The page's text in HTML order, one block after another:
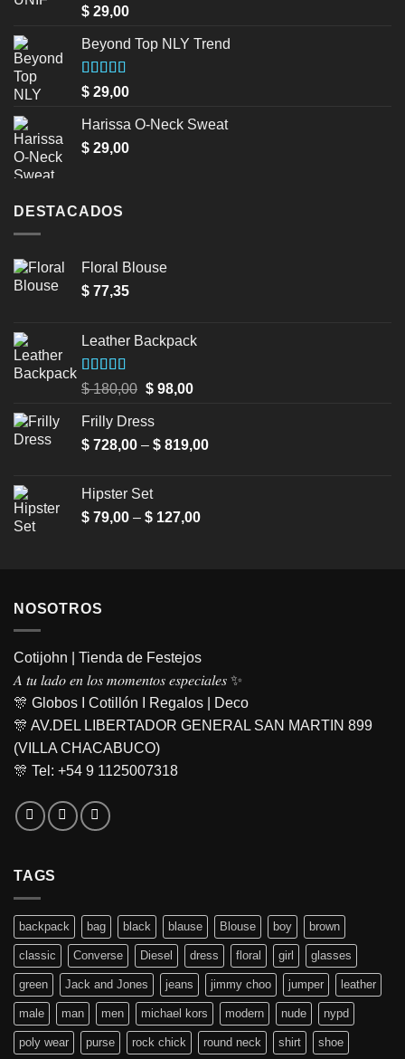
Valorado en
5.00
de 5
$ 29,00
Beyond Top NLY Trend
Valorado
en
3.50
de 5
$ 29,00
Harissa O-Neck Sweat
$ 29,00
DESTACADOS
Floral Blouse
$ 77,35
Leather Backpack
Valorado en
de 5
$180,00 Original
was:
$ 180,00.
$98,00Current
$ 98,00.
Frilly Dress
$ 728,00 – $ 819,00Price
Hipster Set
$ 79,00 – $ 127,00Price
NOSOTROS
Cotijohn | Tienda de Festejos
𝐴 𝑡𝑢 𝑙𝑎𝑑𝑜 𝑒𝑛 𝑙𝑜𝑠 𝑚𝑜𝑚𝑒𝑛𝑡𝑜𝑠 𝑒𝑠𝑝𝑒𝑐𝑖𝑎𝑙𝑒𝑠 ✨
🎊 Globos I Cotillón I Regalos | Deco
🎊 AV.DEL LIBERTADOR GENERAL SAN MARTIN 899
(VILLA CHACABUCO)
🎊 Tel: +54 9 1125007318
TAGS
backpack bag black blause Blouse boy brown
classic Converse Diesel dress floral girl glasses
green Jack and Jones jeans jimmy choo jumper leather
male man men michael kors modern nude nypd
poly wear purse rock chick round neck shirt shoe